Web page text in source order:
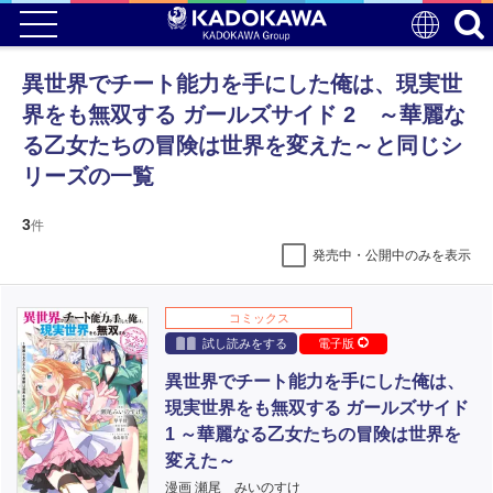
異世界でチート能力を手にした俺は、現実世
界をも無双する ガールズサイド 2 ～華麗な
る乙女たちの冒険は世界を変えた～と同じシ
リーズの一覧
3件
発売中・公開中のみを表示
コミックス
試し読みをする
電子版
異世界でチート能力を手にした俺は、
現実世界をも無双する ガールズサイド
1 ～華麗なる乙女たちの冒険は世界を
変えた～
漫画 瀬尾 みいのすけ